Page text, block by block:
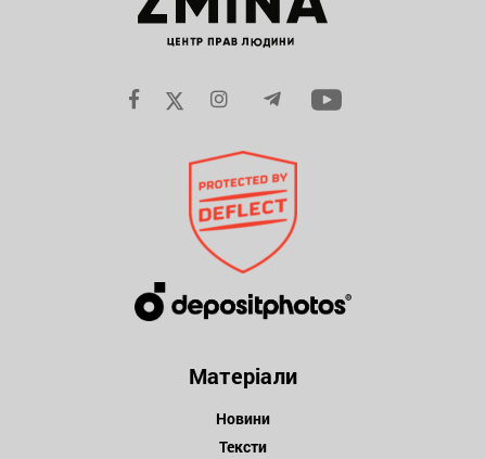
Матеріали
Новини
Тексти